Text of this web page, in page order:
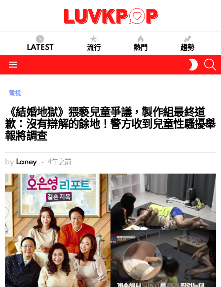
LATEST 流行 熱門 趨勢
SKIN
電視
《結婚地獄》猥褻兒童爭議，製作組最終道
歉：沒有辯解的餘地！警方收到兒童性騷擾舉
報將調查
by Laney 4年之前